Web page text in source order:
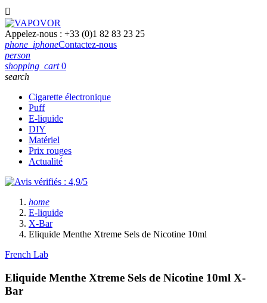

Appelez-nous : +33 (0)1 82 83 23 25
phone_iphoneContactez-nous
person
shopping_cart 0
search
Cigarette électronique
Puff
E-liquide
DIY
Matériel
Prix rouges
Actualité
home
E-liquide
X-Bar
Eliquide Menthe Xtreme Sels de Nicotine 10ml
French Lab
Eliquide Menthe Xtreme Sels de Nicotine 10ml X-
Bar